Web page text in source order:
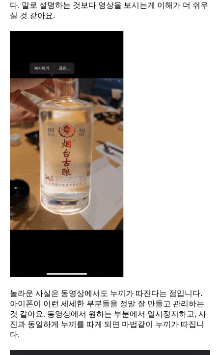
다. 말로 설명하는 것보다 영상을 보시는게 이해가 더 쉬우
실 것 같아요.
놀라운 사실은 동영상에서도 누끼가 따진다는 점입니다.
아이폰이 이런 세세한 부분들을 정말 잘 만들고 관리하는
것 같아요. 동영상에서 원하는 부분에서 일시정지하고, 사
진과 동일하게 누끼를 따게 되면 마법같이 누끼가 따집니
다.